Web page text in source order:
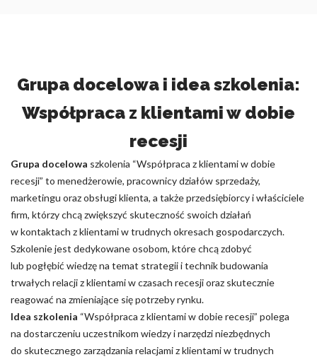
Grupa docelowa i idea szkolenia:
Współpraca z klientami w dobie
recesji
Grupa docelowa szkolenia “Współpraca z klientami w dobie
recesji” to menedżerowie, pracownicy działów sprzedaży,
marketingu oraz obsługi klienta, a także przedsiębiorcy i właściciele
firm, którzy chcą zwiększyć skuteczność swoich działań
w kontaktach z klientami w trudnych okresach gospodarczych.
Szkolenie jest dedykowane osobom, które chcą zdobyć
lub pogłębić wiedzę na temat strategii i technik budowania
trwałych relacji z klientami w czasach recesji oraz skutecznie
reagować na zmieniające się potrzeby rynku.
Idea szkolenia “Współpraca z klientami w dobie recesji” polega
na dostarczeniu uczestnikom wiedzy i narzędzi niezbędnych
do skutecznego zarządzania relacjami z klientami w trudnych